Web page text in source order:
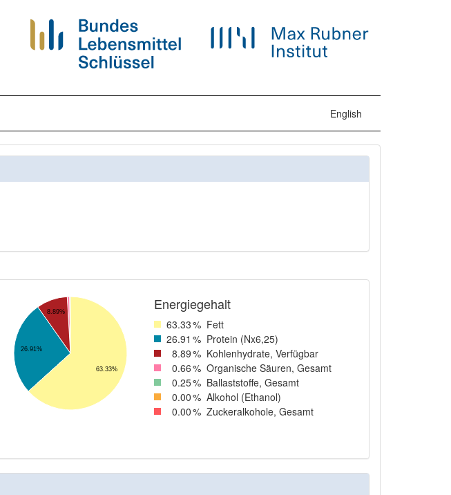
English
8.89%
26.91%
63.33%
Energiegehalt
63.33% Fett
26.91 % Protein (Nx6,25)
8.89% Kohlenhydrate, Verfügbar
0.66% Organische Säuren, Gesamt
0.25% Ballaststoffe, Gesamt
0.00% Alkohol (Ethanol)
0.00% Zuckeralkohole, Gesamt